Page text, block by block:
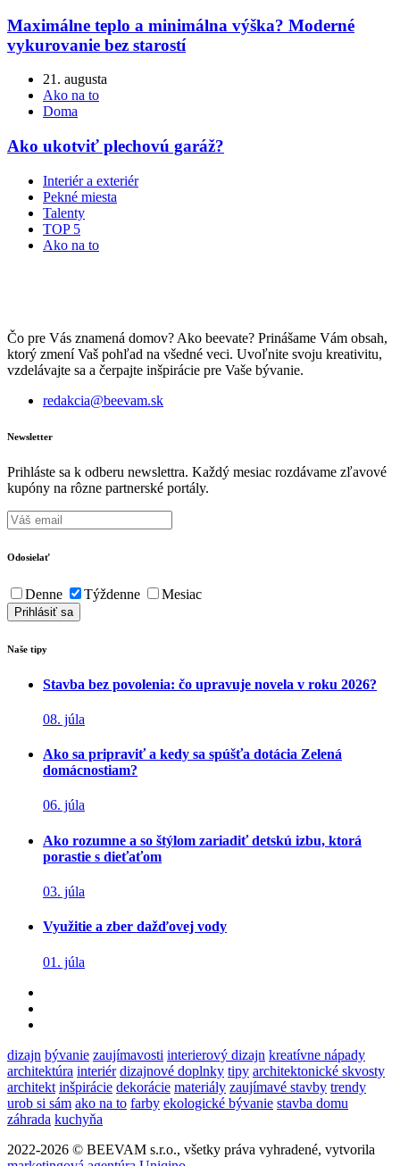
Maximálne teplo a minimálna výška? Moderné
vykurovanie bez starostí
21. augusta
Ako na to
Doma
Ako ukotviť plechovú garáž?
Interiér a exteriér
Pekné miesta
Talenty
TOP 5
Ako na to
Čo pre Vás znamená domov? Ako beevate? Prinášame Vám obsah,
ktorý zmení Vaš pohľad na všedné veci. Uvoľnite svoju kreativitu,
vzdelávajte sa a čerpajte inšpirácie pre Vaše bývanie.
redakcia@beevam.sk
Newsletter
Prihláste sa k odberu newslettra. Každý mesiac rozdávame zľavové
kupóny na rôzne partnerské portály.
Odosielať
Denne Týždenne Mesiac
Naše tipy
Stavba bez povolenia: čo upravuje novela v roku 2026?
08. júla
Ako sa pripraviť a kedy sa spúšťa dotácia Zelená
domácnostiam?
06. júla
Ako rozumne a so štýlom zariadiť detskú izbu, ktorá
porastie s dieťaťom
03. júla
Využitie a zber dažďovej vody
01. júla
dizajn bývanie zaujímavosti interierový dizajn kreatívne nápady
architektúra interiér dizajnové doplnky tipy architektonické skvosty
architekt inšpirácie dekorácie materiály zaujímavé stavby trendy
urob si sám ako na to farby ekologické bývanie stavba domu
záhrada kuchyňa
2022-2026 © BEEVAM s.r.o., všetky práva vyhradené, vytvorila